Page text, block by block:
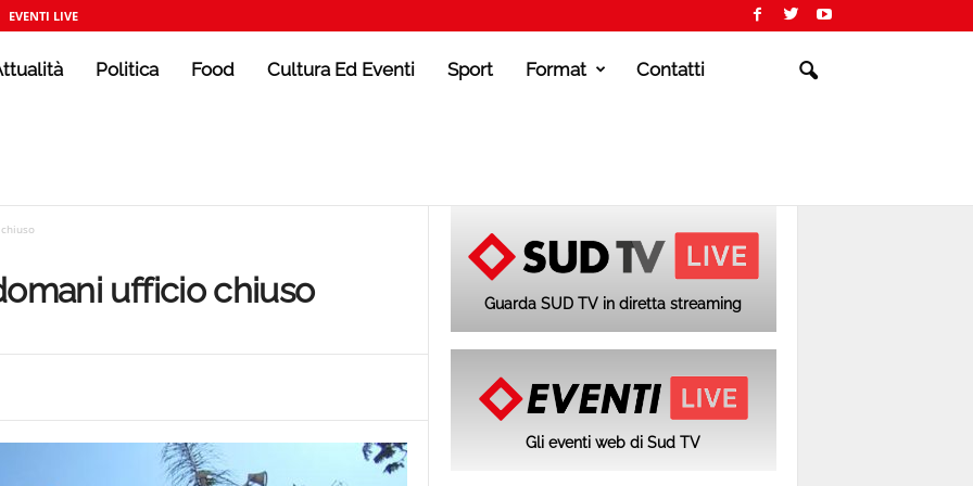
EVENTI LIVE
Politica Food Cultura Ed Eventi Sport Format Contatti
ufficio chiuso Guarda SUD TV in diretta streaming
Gli eventi web di Sud TV